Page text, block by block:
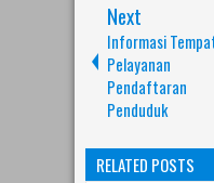
Next
Informasi
Pelayanan
Pendaftaran
Penduduk
RELATED POSTS